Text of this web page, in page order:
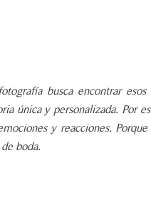
busca encontrar
única y personalizada. Por
y reacciones.
boda.